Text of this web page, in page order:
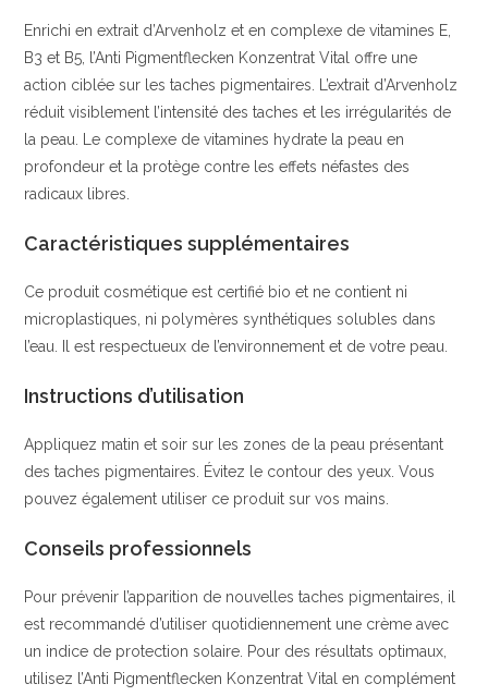
Enrichi en extrait d’Arvenholz et en complexe de vitamines E,
B3 et B5, l’Anti Pigmentflecken Konzentrat Vital offre une
action ciblée sur les taches pigmentaires. L’extrait d’Arvenholz
réduit visiblement l’intensité des taches et les irrégularités de
la peau. Le complexe de vitamines hydrate la peau en
profondeur et la protège contre les effets néfastes des
radicaux libres.
Caractéristiques supplémentaires
Ce produit cosmétique est certifié bio et ne contient ni
microplastiques, ni polymères synthétiques solubles dans
l’eau. Il est respectueux de l’environnement et de votre peau.
Instructions d’utilisation
Appliquez matin et soir sur les zones de la peau présentant
des taches pigmentaires. Évitez le contour des yeux. Vous
pouvez également utiliser ce produit sur vos mains.
Conseils professionnels
Pour prévenir l’apparition de nouvelles taches pigmentaires, il
est recommandé d’utiliser quotidiennement une crème avec
un indice de protection solaire. Pour des résultats optimaux,
utilisez l’Anti Pigmentflecken Konzentrat Vital en complément